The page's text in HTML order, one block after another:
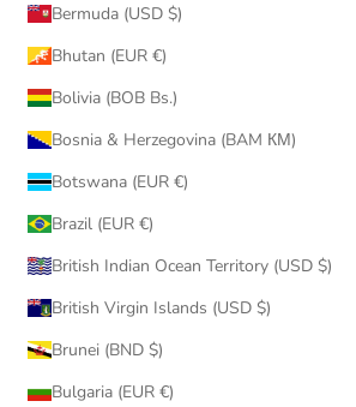
Bermuda (USD $)
Bhutan (EUR €)
Bolivia (BOB Bs.)
Bosnia & Herzegovina (BAM КМ)
Botswana (EUR €)
Brazil (EUR €)
British Indian Ocean Territory (USD $)
British Virgin Islands (USD $)
Brunei (BND $)
Bulgaria (EUR €)